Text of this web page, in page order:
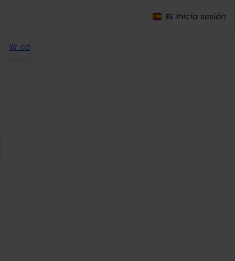
ES Inicia sesión
código